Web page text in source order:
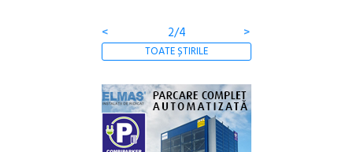
<
2/4 >
TOATE ȘTIRILE